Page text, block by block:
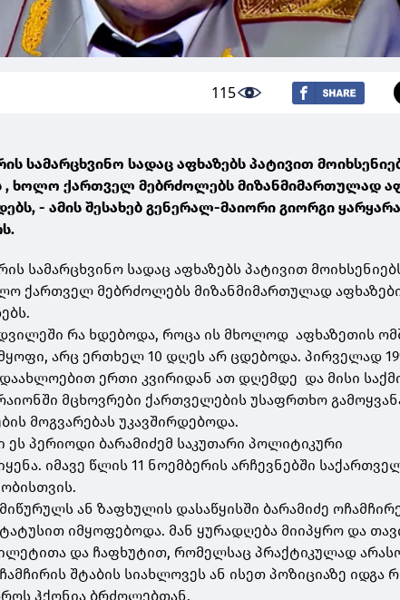
115
სამარცხვინო სადაც აფხაზებს პატივით
, ხოლო ქართველ მებრძოლებს მიზანმიმართულად
- ამის შესახებ გენერალ-მაიორი გიორგი
სამარცხვინო სადაც აფხაზებს პატივით
ქართველ მებრძოლებს მიზანმიმართულად
რა ხდებოდა, როცა ის მხოლოდ აფხაზეთის
არც ერთხელ 10 დღეს არ ცდებოდა. პირველად
ერთი კვირიდან ათ დღემდე და მისი
მცხოვრები ქართველების უსაფრთხო
მოგვარებას უკავშირდებოდა.
ეს პერიოდი ბარამიძემ საკუთარი პოლიტიკური
იმავე წლის 11 ნოემბერის არჩევნებში
ან ზაფხულის დასაწყისში ბარამიძე
იმყოფებოდა. მან ყურადღება მიიპყრო და
და ჩაფხუტით, რომელსაც პრაქტიკულად
შტაბის სიახლოვეს ან ისეთ პოზიციაზე იდგა
ჰქონია ბრძოლებთან.